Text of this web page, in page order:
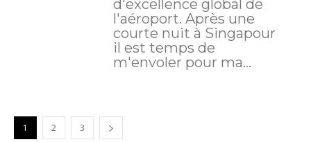
d'excellence global de
l'aéroport. Après une
courte nuit à Singapour
il est temps de
m'envoler pour ma...
1 2 3